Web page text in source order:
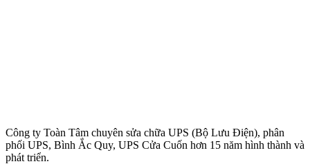
Công ty Toàn Tâm chuyên sửa chữa UPS (Bộ Lưu Điện), phân
phối UPS, Bình Ắc Quy, UPS Cửa Cuốn hơn 15 năm hình thành và
phát triển.